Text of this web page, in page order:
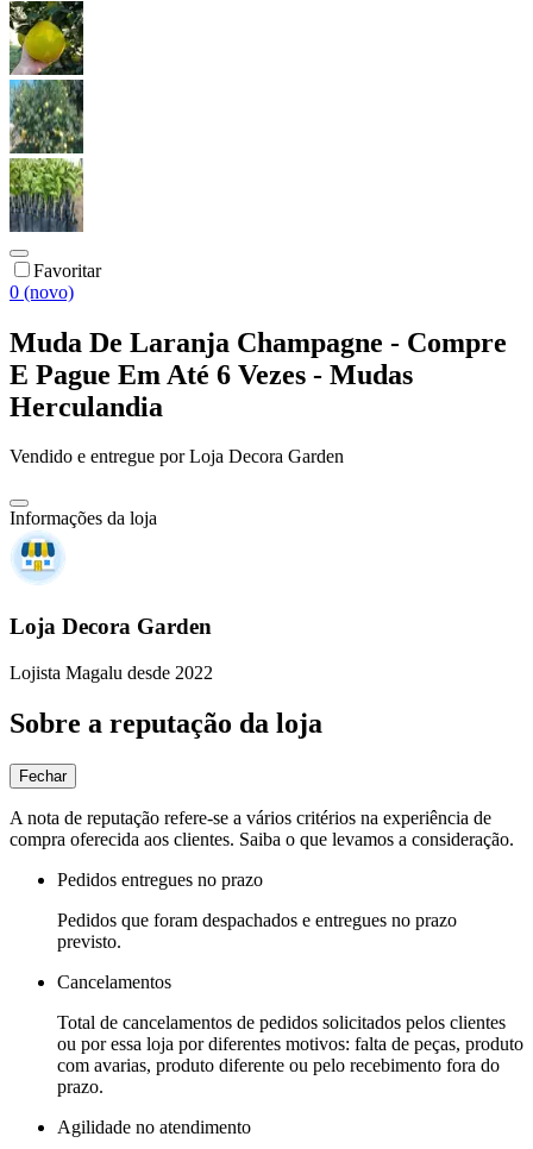
Favoritar
0 (novo)
Muda De Laranja Champagne - Compre
E Pague Em Até 6 Vezes - Mudas
Herculandia
Vendido e entregue por Loja Decora Garden
Informações da loja
Loja Decora Garden
Lojista Magalu desde 2022
Sobre a reputação da loja
Fechar
A nota de reputação refere-se a vários critérios na experiência de
compra oferecida aos clientes. Saiba o que levamos a consideração.
Pedidos entregues no prazo
Pedidos que foram despachados e entregues no prazo
previsto.
Cancelamentos
Total de cancelamentos de pedidos solicitados pelos clientes
ou por essa loja por diferentes motivos: falta de peças, produto
com avarias, produto diferente ou pelo recebimento fora do
prazo.
Agilidade no atendimento